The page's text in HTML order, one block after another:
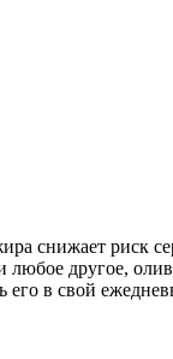
снижает риск
другое,
его в свой